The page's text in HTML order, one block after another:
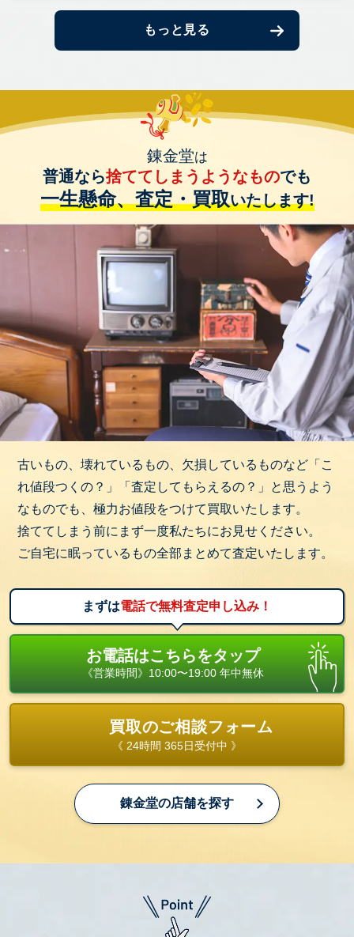
もっと見る
錬金堂は
普通なら捨ててしまうようなものでも
一生懸命、査定・買取いたします!
古いもの、壊れているもの、欠損しているものなど「こ
れ値段つくの？」「査定してもらえるの？」と思うよう
なものでも、極力お値段をつけて買取いたします。
捨ててしまう前にまず一度私たちにお見せください。
ご自宅に眠っているもの全部まとめて査定いたします。
まずは電話で無料査定申し込み！
お電話はこちらをタップ
《営業時間》10:00〜19:00 年中無休
買取のご相談フォーム
《 24時間 365日受付中 》
錬金堂の店舗を探す